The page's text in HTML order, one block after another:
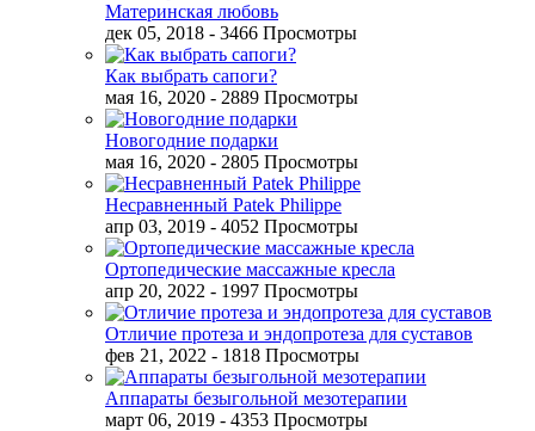
Материнская любовь
дек 05, 2018 - 3466 Просмотры
Как выбрать сапоги?
мая 16, 2020 - 2889 Просмотры
Новогодние подарки
мая 16, 2020 - 2805 Просмотры
Несравненный Patek Philippe
апр 03, 2019 - 4052 Просмотры
Ортопедические массажные кресла
апр 20, 2022 - 1997 Просмотры
Отличие протеза и эндопротеза для суставов
фев 21, 2022 - 1818 Просмотры
Аппараты безыгольной мезотерапии
март 06, 2019 - 4353 Просмотры